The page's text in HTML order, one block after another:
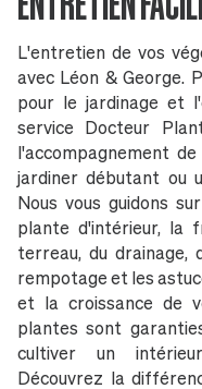
L'entretien de vos
avec Léon & George.
pour le jardinage et
service Docteur
l'accompagnement
jardiner débutant ou
Nous vous guidons
plante d'intérieur, la
terreau, du drainage,
rempotage et les
et la croissance de
plantes sont
cultiver un
Découvrez la